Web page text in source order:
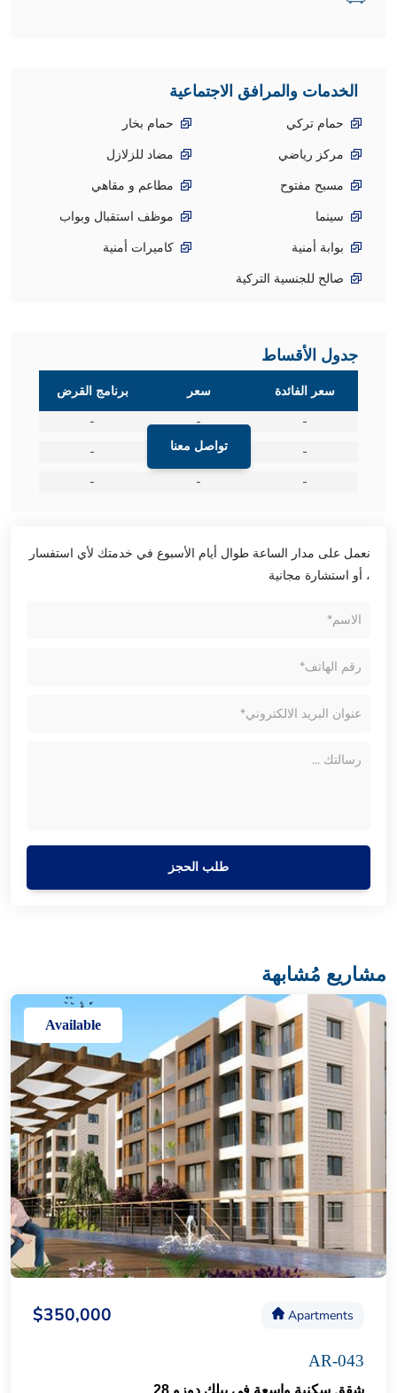
الخدمات والمرافق الاجتماعية
حمام تركي
حمام بخار
مركز رياضي
مضاد للزلازل
مسبح مفتوح
مطاعم و مقاهي
سينما
موظف استقبال وبواب
بوابة أمنية
كاميرات أمنية
صالح للجنسية التركية
جدول الأقساط
تواصل معنا
سعر الفائدة سعر
برنامج القرض
-
-
-
-
-
-
-
-
-
نعمل على مدار الساعة طوال أيام الأسبوع في خدمتك لأي استفسار
، أو استشارة مجانية
طلب الحجز
مشاريع مُشابهة
Available
Apartments
$350,000
AR-043
شقق سكنية واسعة في بيلك دوزو 28